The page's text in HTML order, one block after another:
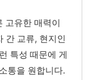
고유한 매력이
간 교류, 현지인
특성 때문에 게
통을 원합니다.